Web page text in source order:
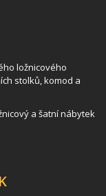
ložnicového
stolků, komod a
a šatní nábytek